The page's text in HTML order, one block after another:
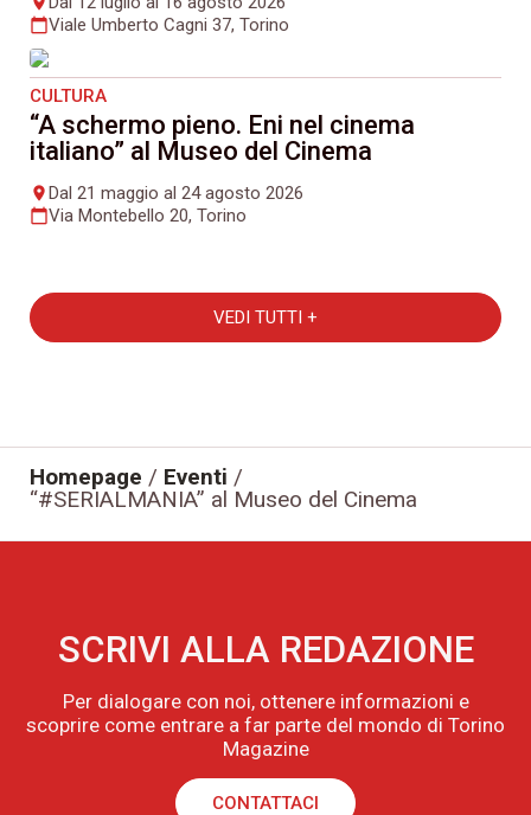
calendar_todayViale Umberto Cagni 37, Torino
CULTURA
“A schermo pieno. Eni nel cinema
italiano” al Museo del Cinema
placeDal 21 maggio al 24 agosto 2026
calendar_todayVia Montebello 20, Torino
VEDI TUTTI +
Homepage / Eventi /
“#SERIALMANIA” al Museo del Cinema
SCRIVI ALLA REDAZIONE
Per dialogare con noi, ottenere informazioni e
scoprire come entrare a far parte del mondo di Torino
Magazine
CONTATTACI